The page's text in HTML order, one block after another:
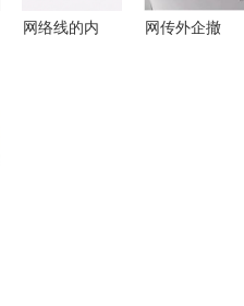
网络线的内
网传外企撤